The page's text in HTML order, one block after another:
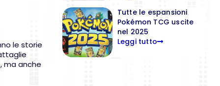
le storie
ma anche
Tutte le espansioni
Pokémon TCG uscite
nel 2025
Leggi tutto